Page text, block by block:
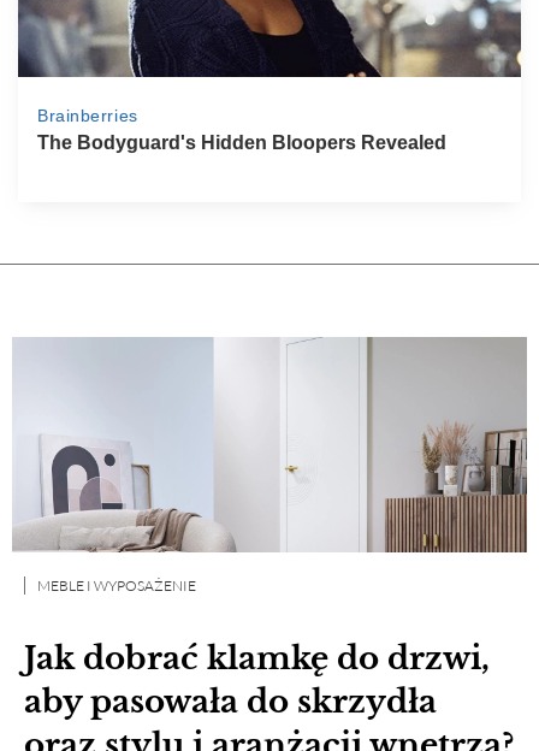
Jak dobrać klamkę do drzwi,
aby pasowała do skrzydła
MEBLE I WYPOSAŻENIE